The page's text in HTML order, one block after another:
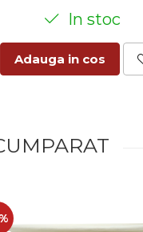
In stoc
Adauga in cos